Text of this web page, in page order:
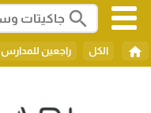
search
home الكل راجعين للمدارس